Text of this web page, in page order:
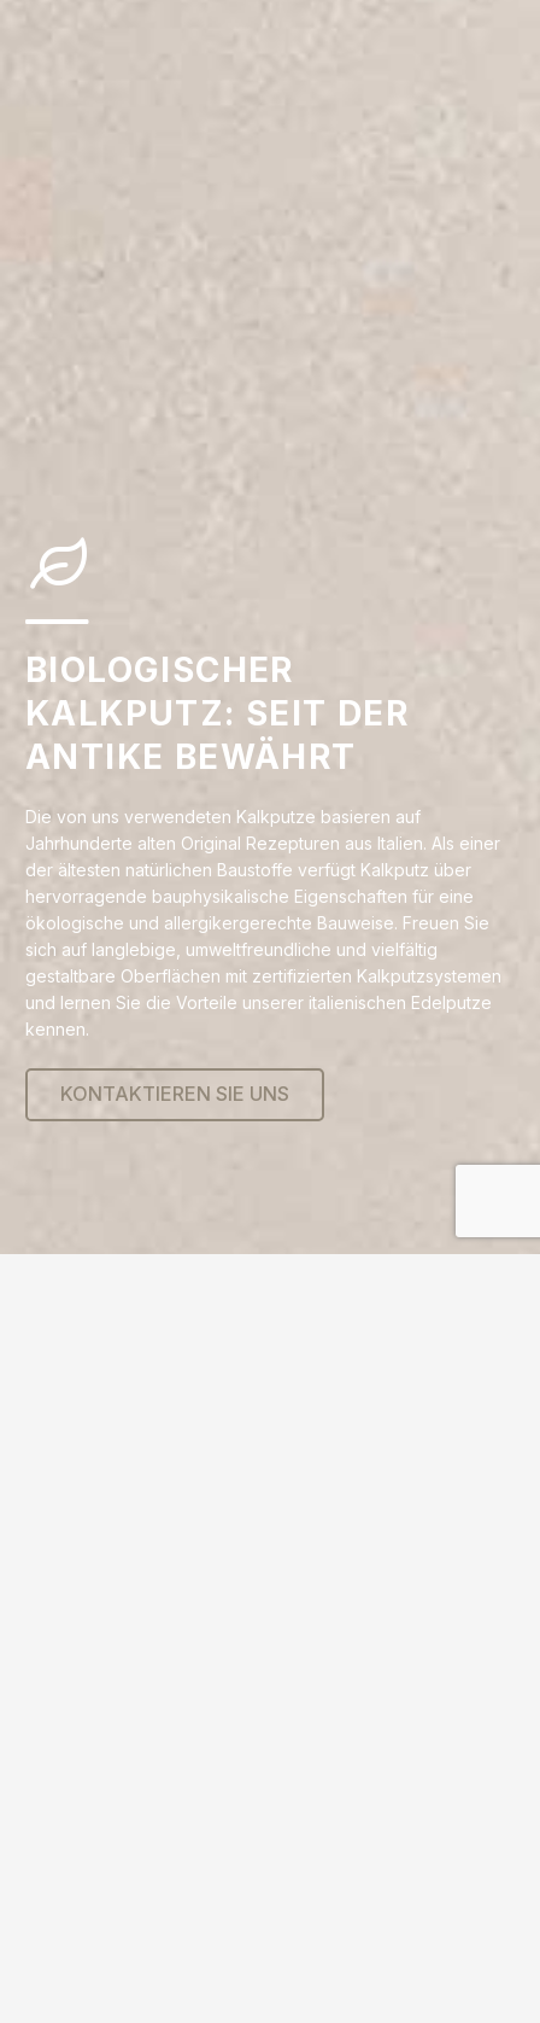
BIOLOGISCHER
KALKPUTZ: SEIT DER
ANTIKE BEWÄHRT
Die von uns verwendeten Kalkputze basieren auf
Jahrhunderte alten Original Rezepturen aus Italien. Als einer
der ältesten natürlichen Baustoffe verfügt Kalkputz über
hervorragende bauphysikalische Eigenschaften für eine
ökologische und allergikergerechte Bauweise. Freuen Sie
sich auf langlebige, umweltfreundliche und vielfältig
gestaltbare Oberflächen mit zertifizierten Kalkputzsystemen
und lernen Sie die Vorteile unserer italienischen Edelputze
kennen.
KONTAKTIEREN SIE UNS